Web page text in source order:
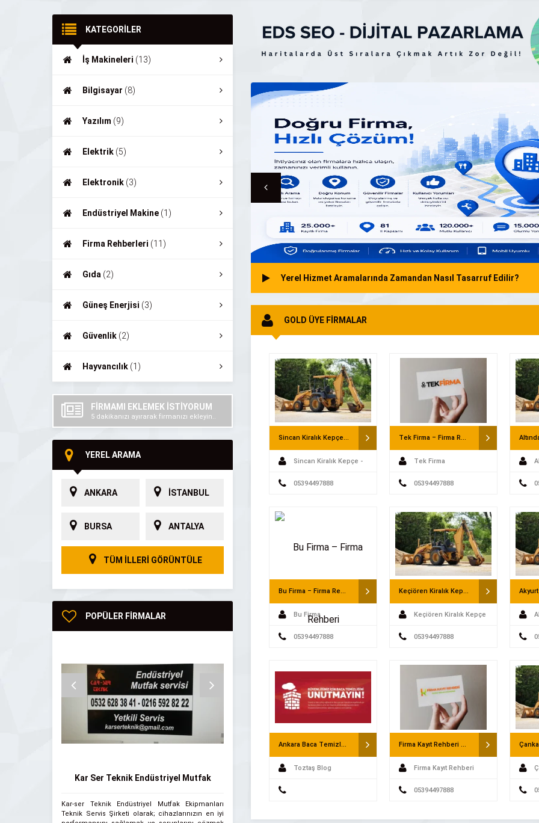
KATEGORİLER
İş Makineleri (13)
Bilgisayar (8)
Yazılım (9)
Elektrik (5)
Elektronik (3)
Endüstriyel Makine (1)
Firma Rehberleri (11)
Gıda (2)
Güneş Enerjisi (3)
Güvenlik (2)
Hayvancılık (1)
FİRMAMI EKLEMEK İSTİYORUM
5 dakikanızı ayırarak firmanızı ekleyin..
YEREL ARAMA
ANKARA İSTANBUL
BURSA ANTALYA
TÜM İLLERİ GÖRÜNTÜLE
POPÜLER FİRMALAR
Kar Ser Teknik Endüstriyel Mutfak
Servisi
Kar-ser Teknik Endüstriyel Mutfak Ekipmanları
Teknik Servis Şirketi olarak; cihazlarınızın en iyi
Yerel Hizmet Aramalarında Zamandan Nasıl Tasarruf Edilir?
GOLD ÜYE FİRMALAR
Sincan Kiralık Kepçe – Saatlik Kepçe
Sincan Kiralık Kepçe -
Saatlik Kepçe
05394497888
Tek Firma – Firma Rehberi
Tek Firma
05394497888
Bu Firma – Firma Rehberi
Bu Firma
05394497888
Keçiören Kiralık Kepçe – Saatlik Kepçe
Keçiören Kiralık Kepçe
- Saatlik Kepçe
05394497888
Ankara Baca Temizleme ve Toztaş Baca Temizleme
Toztaş Blog
Firma Kayıt Rehberi – Firma Rehberi
Firma Kayıt Rehberi
05394497888